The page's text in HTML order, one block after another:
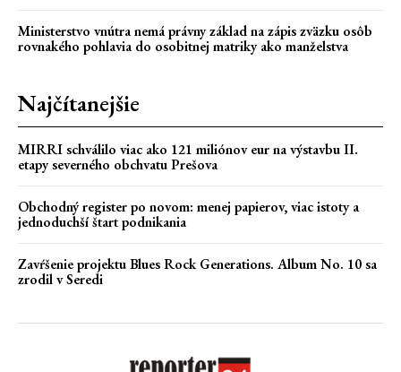
Ministerstvo vnútra nemá právny základ na zápis zväzku osôb
rovnakého pohlavia do osobitnej matriky ako manželstva
Najčítanejšie
MIRRI schválilo viac ako 121 miliónov eur na výstavbu II.
etapy severného obchvatu Prešova
Obchodný register po novom: menej papierov, viac istoty a
jednoduchší štart podnikania
Zavŕšenie projektu Blues Rock Generations. Album No. 10 sa
zrodil v Seredi